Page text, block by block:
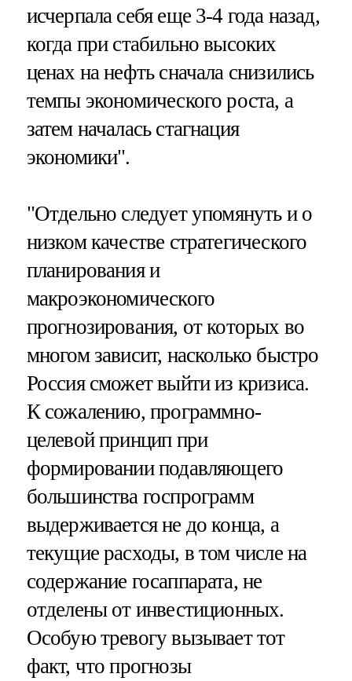
исчерпала себя еще 3-4 года назад,
когда при стабильно высоких
ценах на нефть сначала снизились
темпы экономического роста, а
затем началась стагнация
экономики".
"Отдельно следует упомянуть и о
низком качестве стратегического
планирования и
макроэкономического
прогнозирования, от которых во
многом зависит, насколько быстро
Россия сможет выйти из кризиса.
К сожалению, программно-
целевой принцип при
формировании подавляющего
большинства госпрограмм
выдерживается не до конца, а
текущие расходы, в том числе на
содержание госаппарата, не
отделены от инвестиционных.
Особую тревогу вызывает тот
факт, что прогнозы